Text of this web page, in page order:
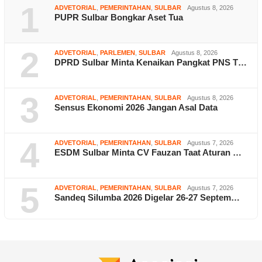
1 ADVETORIAL PEMERINTAHAN SULBAR Agustus 8, 2026
PUPR Sulbar Bongkar Aset Tua
2 ADVETORIAL PARLEMEN SULBAR Agustus 8, 2026
DPRD Sulbar Minta Kenaikan Pangkat PNS T…
3 ADVETORIAL PEMERINTAHAN SULBAR Agustus 8, 2026
Sensus Ekonomi 2026 Jangan Asal Data
4 ADVETORIAL PEMERINTAHAN SULBAR Agustus 7, 2026
ESDM Sulbar Minta CV Fauzan Taat Aturan …
5 ADVETORIAL PEMERINTAHAN SULBAR Agustus 7, 2026
Sandeq Silumba 2026 Digelar 26-27 Septem…